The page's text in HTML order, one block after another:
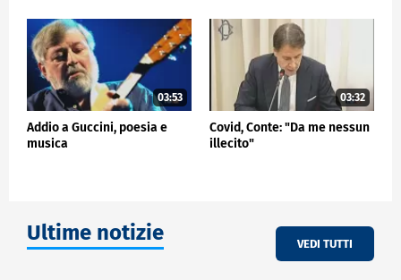
03:53
Addio a Guccini, poesia e
musica
03:32
Covid, Conte: "Da me nessun
illecito"
Ultime notizie VEDI TUTTI